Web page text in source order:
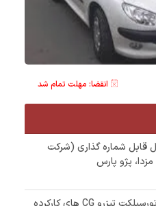
انقضا: مهلت تمام شد
قابل شماره گذاری (شرکت
پژو پارس